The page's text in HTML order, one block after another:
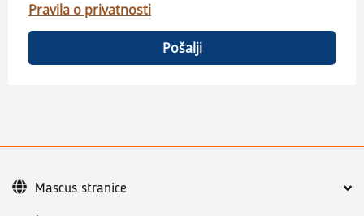
Pravila o privatnosti
Pošalji
Mascus stranice